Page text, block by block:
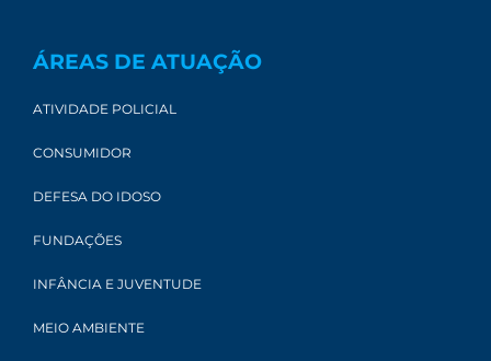
ÁREAS DE ATUAÇÃO
ATIVIDADE POLICIAL
CONSUMIDOR
DEFESA DO IDOSO
FUNDAÇÕES
INFÂNCIA E JUVENTUDE
MEIO AMBIENTE